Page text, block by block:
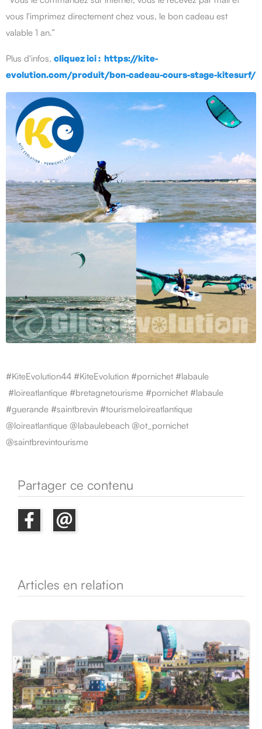
vous l'imprimez directement chez vous, le bon cadeau est
valable 1 an.”
Plus d'infos, cliquez ici : https://kite-
evolution.com/produit/bon-cadeau-cours-stage-kitesurf/
#KiteEvolution44 #KiteEvolution #pornichet #labaule
#loireatlantique #bretagnetourisme #pornichet #labaule
#guerande #saintbrevin #tourismeloireatlantique
@loireatlantique @labaulebeach @ot_pornichet
@saintbrevintourisme
Partager ce contenu
Articles en relation